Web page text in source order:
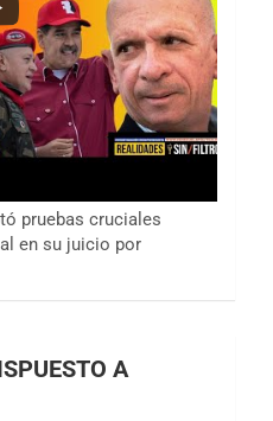
pruebas cruciales
en su juicio por
A